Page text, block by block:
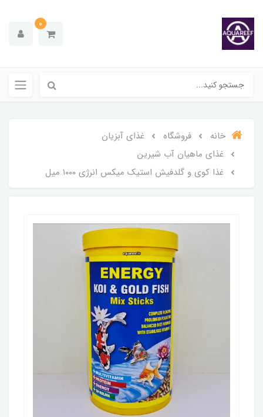
0
خانه فروشگاه
غذای آبزیان
غذای ماهیان آب شیرین
غذا کوی و گلدفیش استیک میکس انرژی ۱۰۰۰ میل